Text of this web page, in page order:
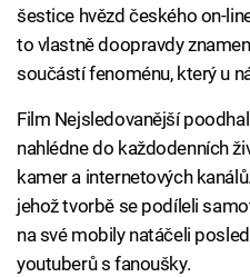
šestice hvězd českého on-
to vlastně doopravdy
součástí fenoménu, který u
Film Nejsledovanější
nahlédne do každodenních
kamer a internetových
jehož tvorbě se podíleli
na své mobily natáčeli
youtuberů s fanoušky.